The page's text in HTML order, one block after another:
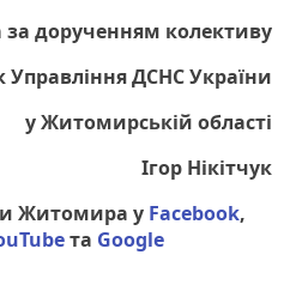
за дорученням колективу
Управління ДСНС України
у Житомирській області
Ігор Нікітчук
Житомира у Facebook,
та Google